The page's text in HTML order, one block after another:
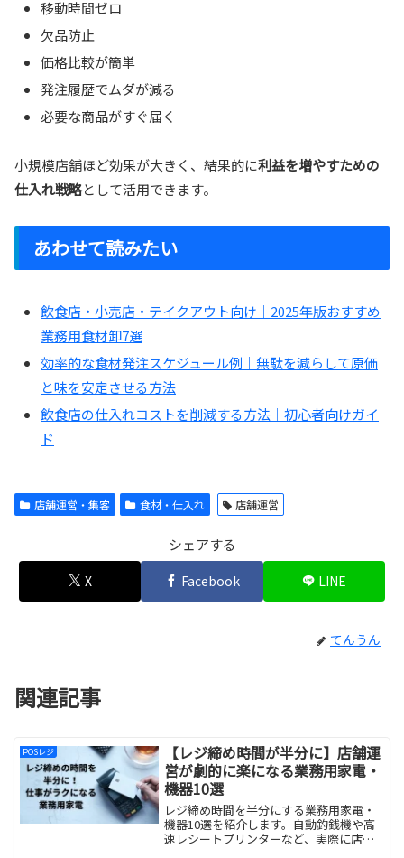
移動時間ゼロ
欠品防止
価格比較が簡単
発注履歴でムダが減る
必要な商品がすぐ届く
小規模店舗ほど効果が大きく、結果的に利益を増やすための
仕入れ戦略として活用できます。
あわせて読みたい
飲食店・小売店・テイクアウト向け｜2025年版おすすめ
業務用食材卸7選
効率的な食材発注スケジュール例｜無駄を減らして原価
と味を安定させる方法
飲食店の仕入れコストを削減する方法｜初心者向けガイ
ド
店舗運営・集客 食材・仕入れ 店舗運営
シェアする
X Facebook LINE
てんうん
関連記事
POSレジ
【レジ締め時間が半分に】店舗運
営が劇的に楽になる業務用家電・
機器10選
レジ締め時間を半分にする業務用家電・
機器10選を紹介します。自動釣銭機や高
速レシートプリンターなど、実際に店舗